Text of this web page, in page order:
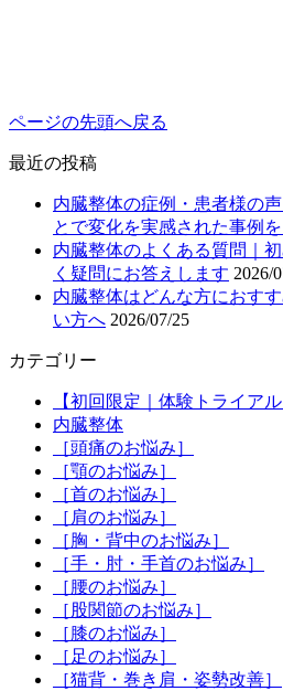
ページの先頭へ戻る
最近の投稿
内臓整体の症例・患者様の
とで変化を実感された事例
内臓整体のよくある質問｜
く疑問にお答えします 2026/
内臓整体はどんな方におす
い方へ 2026/07/25
カテゴリー
【初回限定｜体験トライアル
内臓整体
［頭痛のお悩み］
［顎のお悩み］
［首のお悩み］
［肩のお悩み］
［胸・背中のお悩み］
［手・肘・手首のお悩み］
［腰のお悩み］
［股関節のお悩み］
［膝のお悩み］
［足のお悩み］
［猫背・巻き肩・姿勢改善］